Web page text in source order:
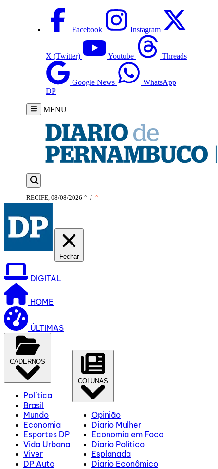
Facebook Instagram
X (Twitter) Youtube Threads
Google News
WhatsApp
DP
MENU
RECIFE, 08/08/2026 ° / °
Fechar
DIGITAL
HOME
ÚLTIMAS
CADERNOS
Política
Brasil
Mundo
Economia
Esportes DP
Vida Urbana
Viver
DP Auto
COLUNAS
Opinião
Diario Mulher
Economia em Foco
Diario Político
Esplanada
Diario Econômico